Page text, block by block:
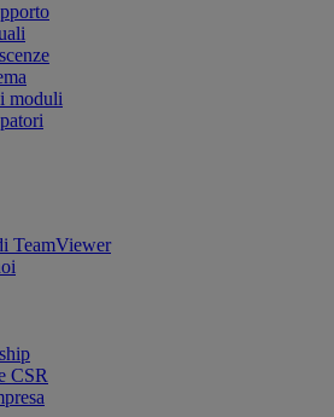
moduli
TeamViewer
CSR